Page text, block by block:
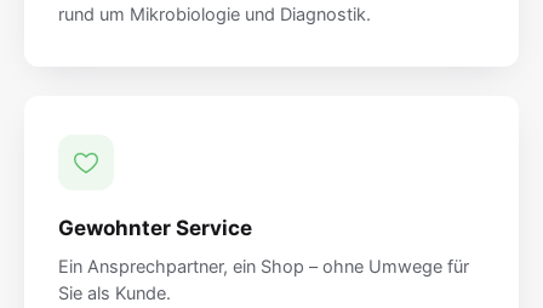
rund um Mikrobiologie und Diagnostik.
Gewohnter Service
Ein Ansprechpartner, ein Shop – ohne Umwege für
Sie als Kunde.